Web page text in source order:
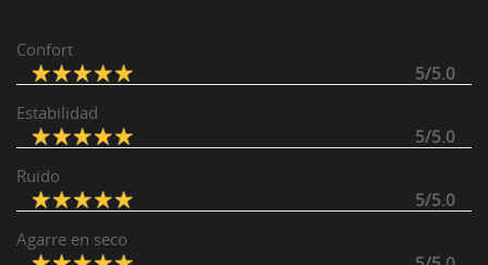
Confort
5/5.0
Estabilidad
5/5.0
Ruido
5/5.0
Agarre en seco